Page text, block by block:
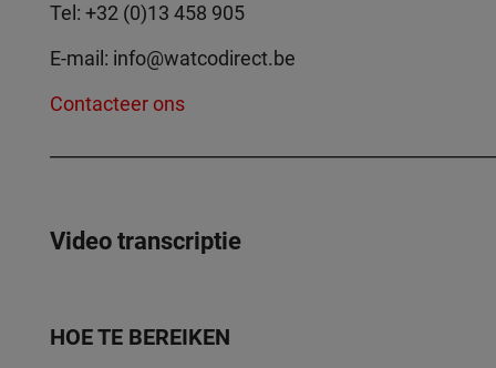
Tel: +32 (0)13 458 905
E-mail: info@watcodirect.be
Contacteer ons
Video transcriptie
HOE TE BEREIKEN